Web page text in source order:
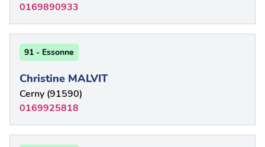
0169890933
91 - Essonne
Christine MALVIT
Cerny (91590)
0169925818